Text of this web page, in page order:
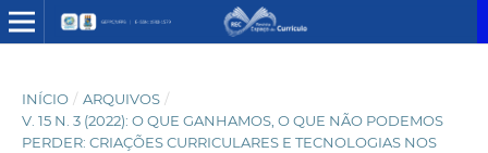
INÍCIO / ARQUIVOS /
V. 15 N. 3 (2022): O QUE GANHAMOS, O QUE NÃO PODEMOS
PERDER: CRIAÇÕES CURRICULARES E TECNOLOGIAS NOS